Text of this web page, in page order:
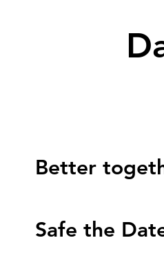
Better
Safe the